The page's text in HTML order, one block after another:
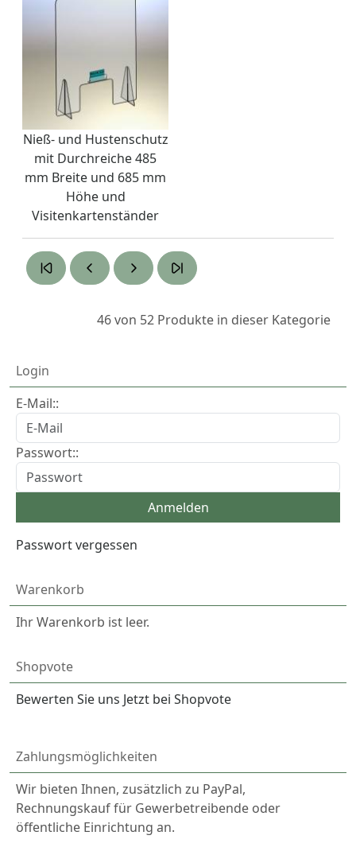
Nieß- und Hustenschutz
mit Durchreiche 485
mm Breite und 685 mm
Höhe und
Visitenkartenständer
46 von 52 Produkte in dieser Kategorie
Login
E-Mail::
Passwort::
Passwort vergessen
Warenkorb
Ihr Warenkorb ist leer.
Shopvote
Bewerten Sie uns Jetzt bei Shopvote
Zahlungsmöglichkeiten
Wir bieten Ihnen, zusätzlich zu PayPal,
Rechnungskauf für Gewerbetreibende oder
öffentliche Einrichtung an.